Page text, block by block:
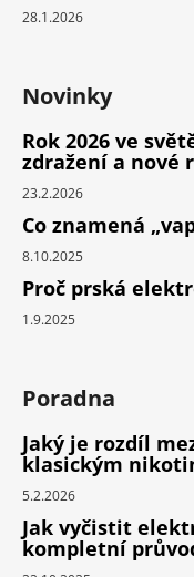
28.1.2026
Novinky
Rok 2026 ve
zdražení a nové
23.2.2026
Co znamená
8.10.2025
Proč prská
1.9.2025
Poradna
Jaký je rozdíl
klasickým
5.2.2026
Jak vyčistit
kompletní